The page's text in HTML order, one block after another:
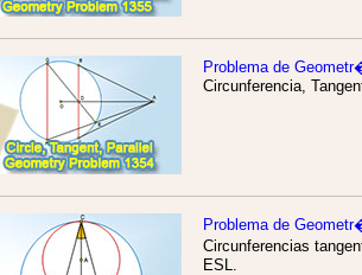
Problema de
Circunferencia,
Problema de
Circunferencias
ESL.